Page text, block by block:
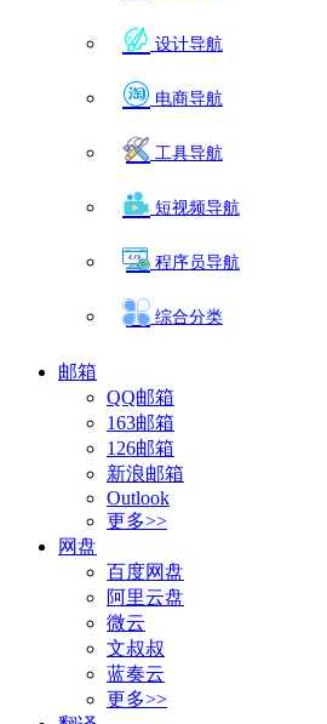
设计导航
电商导航
工具导航
短视频导航
程序员导航
综合分类
邮箱
QQ邮箱
163邮箱
126邮箱
新浪邮箱
Outlook
更多>>
网盘
百度网盘
阿里云盘
微云
文叔叔
蓝奏云
更多>>